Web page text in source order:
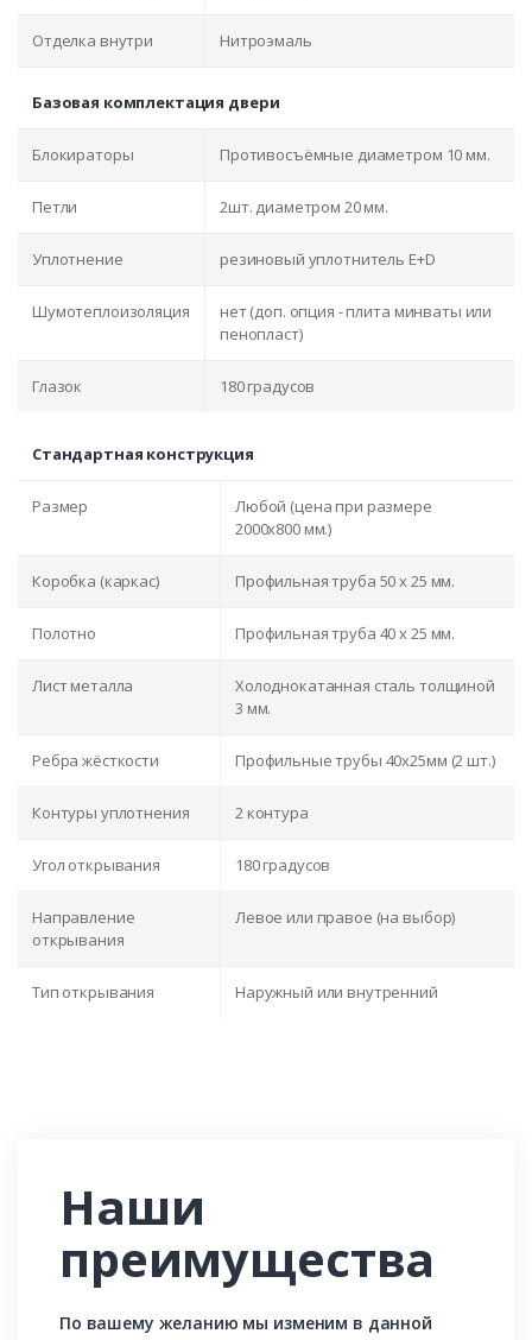
Отделка внутри Нитроэмаль
Базовая комплектация двери
Блокираторы Противосъёмные диаметром 10 мм.
Петли 2шт. диаметром 20 мм.
Уплотнение резиновый уплотнитель E+D
Шумотеплоизоляция
нет (доп. опция - плита минваты или
пенопласт)
Глазок 180 градусов
Стандартная конструкция
Размер
Любой (цена при размере
2000x800 мм.)
Коробка (каркас) Профильная труба 50 х 25 мм.
Полотно Профильная труба 40 х 25 мм.
Лист металла
Холоднокатанная сталь толщиной
3 мм.
Ребра жёсткости Профильные трубы 40х25мм (2 шт.)
Контуры уплотнения 2 контура
Угол открывания 180 градусов
Направление
открывания
Левое или правое (на выбор)
Тип открывания Наружный или внутренний
Наши
преимущества
По вашему желанию мы изменим в данной